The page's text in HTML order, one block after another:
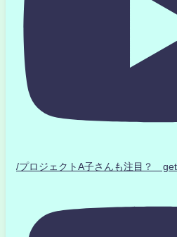
/プロジェクトA子さんも注目？